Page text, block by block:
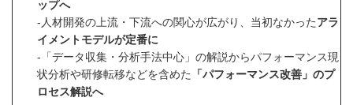
ップへ
-人材開発の上流・下流への関心が広がり、当初なかったアラ
イメントモデルが定番に
-「データ収集・分析手法中心」の解説からパフォーマンス現
状分析や研修転移などを含めた
「パフォーマンス改善」のプ
ロセス解説へ